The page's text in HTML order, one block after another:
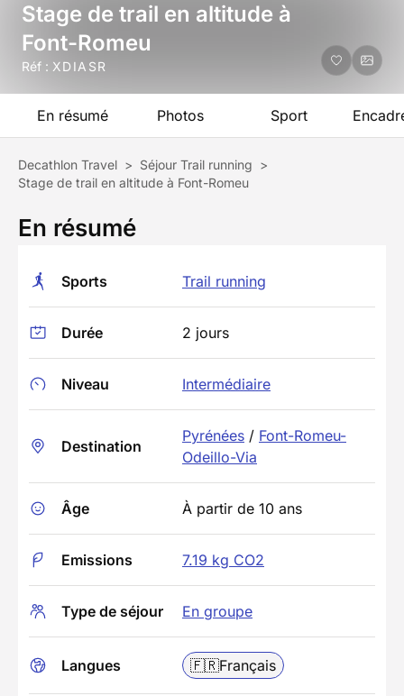
Stage de trail en altitude à
Font-Romeu
Réf : XDIASR
En résumé Photos Sport
Decathlon Travel > Séjour Trail running >
Stage de trail en altitude à Font-Romeu
En résumé
Sports Trail running
Durée 2 jours
Niveau Intermédiaire
Destination
Pyrénées / Font-Romeu-
Odeillo-Via
Âge À partir de 10 ans
Emissions 7.19 kg CO2
Type de séjour En groupe
Langues 🇫🇷Français